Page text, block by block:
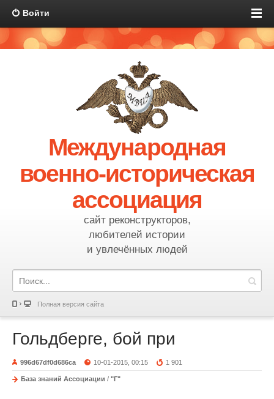
Войти
Международная
военно-историческая
ассоциация
сайт реконструкторов,
любителей истории
и увлечённых людей
Полная версия сайта
Гольдберге, бой при
996d67df0d686ca 10-01-2015, 00:15 1 901
База знаний Ассоциации / "Г"